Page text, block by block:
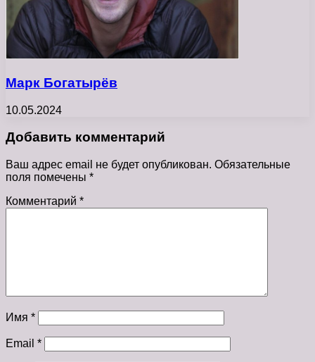
Марк Богатырёв
10.05.2024
Добавить комментарий
Ваш адрес email не будет опубликован. Обязательные
поля помечены *
Комментарий *
Имя *
Email *